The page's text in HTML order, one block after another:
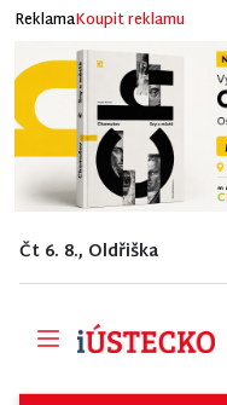
ReklamaKoupit reklamu
Čt 6. 8., Oldřiška